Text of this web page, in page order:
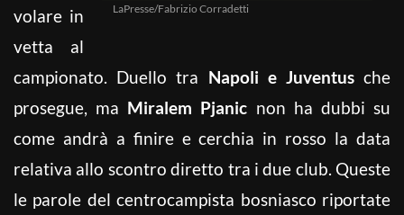
LaPresse/Fabrizio Corradetti
volare in
vetta al
campionato. Duello tra Napoli e Juventusche
prosegue, ma Miralem Pjanic non ha dubbi su
come andrà a finire e cerchia in rosso la data
relativa allo scontro diretto tra i due club. Queste
le parole del centrocampista bosniasco riportate